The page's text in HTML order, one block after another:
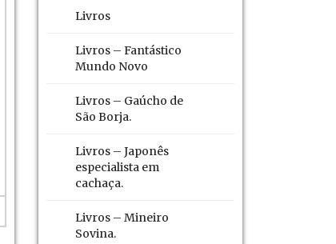
Livros
Livros – Fantástico
Mundo Novo
Livros – Gaúcho de
São Borja.
Livros – Japonês
especialista em
cachaça.
Livros – Mineiro
Sovina.